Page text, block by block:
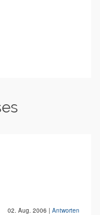
02. Aug. 2006 | Antworten